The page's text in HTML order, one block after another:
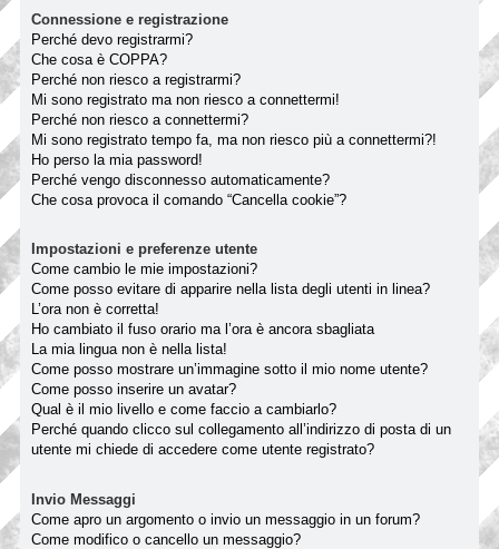
Connessione e registrazione
Perché devo registrarmi?
Che cosa è COPPA?
Perché non riesco a registrarmi?
Mi sono registrato ma non riesco a connettermi!
Perché non riesco a connettermi?
Mi sono registrato tempo fa, ma non riesco più a connettermi?!
Ho perso la mia password!
Perché vengo disconnesso automaticamente?
Che cosa provoca il comando “Cancella cookie”?
Impostazioni e preferenze utente
Come cambio le mie impostazioni?
Come posso evitare di apparire nella lista degli utenti in linea?
L’ora non è corretta!
Ho cambiato il fuso orario ma l’ora è ancora sbagliata
La mia lingua non è nella lista!
Come posso mostrare un’immagine sotto il mio nome utente?
Come posso inserire un avatar?
Qual è il mio livello e come faccio a cambiarlo?
Perché quando clicco sul collegamento all’indirizzo di posta di un
utente mi chiede di accedere come utente registrato?
Invio Messaggi
Come apro un argomento o invio un messaggio in un forum?
Come modifico o cancello un messaggio?